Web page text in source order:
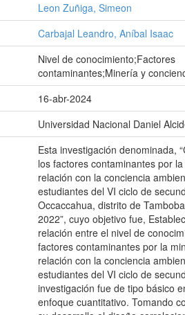
Leon Zuñiga, Simeon
Carbajal Leandro, Aníbal Isaac
Nivel de conocimiento;Factores
contaminantes;Minería y
16-abr-2024
Universidad Nacional Daniel
Esta investigación denominada,
los factores contaminantes por
relación con la conciencia
estudiantes del VI ciclo de
Occaccahua, distrito de
2022”, cuyo objetivo fue,
relación entre el nivel de
factores contaminantes por la
relación con la conciencia
estudiantes del VI ciclo de
investigación fue de tipo básico
enfoque cuantitativo. Tomando